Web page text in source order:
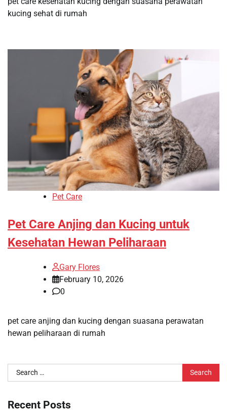
kucing sehat di rumah
Pet Care
Pet Care Anjing dan Kucing untuk
Kesehatan Hewan Peliharaan
Gary Flores
February 10, 2026
0
pet care anjing dan kucing dengan suasana perawatan
hewan peliharaan di rumah
Search
for:
Recent Posts